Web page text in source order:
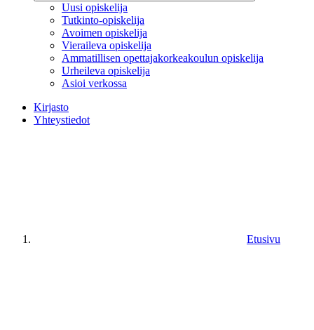
Uusi opiskelija
Tutkinto-opiskelija
Avoimen opiskelija
Vieraileva opiskelija
Ammatillisen opettajakorkeakoulun opiskelija
Urheileva opiskelija
Asioi verkossa
Kirjasto
Yhteystiedot
Etusivu